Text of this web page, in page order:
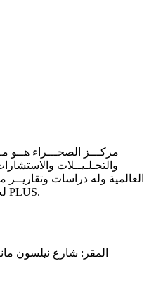
مركـــز الصحـــراء هــو
والتحـلـيــلات
العالمية وله دراسات
له موقــع الصحراء ومنصة الصحراء PLUS.